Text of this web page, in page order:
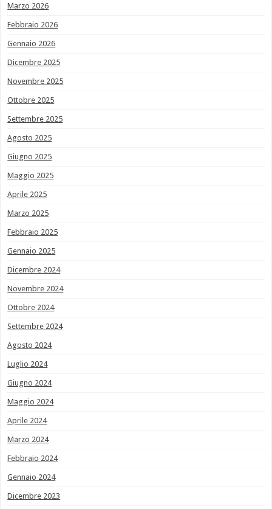
Marzo 2026
Febbraio 2026
Gennaio 2026
Dicembre 2025
Novembre 2025
Ottobre 2025
Settembre 2025
Agosto 2025
Giugno 2025
Maggio 2025
Aprile 2025
Marzo 2025
Febbraio 2025
Gennaio 2025
Dicembre 2024
Novembre 2024
Ottobre 2024
Settembre 2024
Agosto 2024
Luglio 2024
Giugno 2024
Maggio 2024
Aprile 2024
Marzo 2024
Febbraio 2024
Gennaio 2024
Dicembre 2023